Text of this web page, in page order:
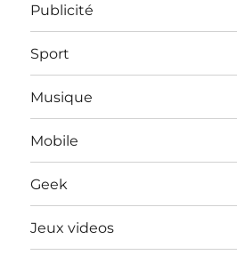
Publicité
Sport
Musique
Mobile
Geek
Jeux videos